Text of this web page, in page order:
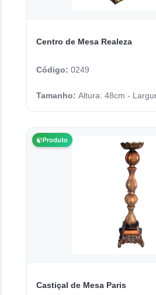
Centro de Mesa Realeza
Código: 0249
Tamanho: Altura: 48cm -
Produto
Castiçal de Mesa Paris